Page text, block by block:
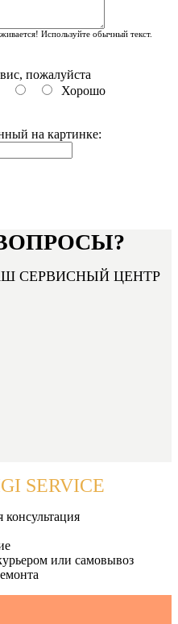
Используйте обычный текст.
пожалуйста
Хорошо
на картинке:
СЕРВИСНЫЙ ЦЕНТР
SERVICE
консультация
или самовывоз